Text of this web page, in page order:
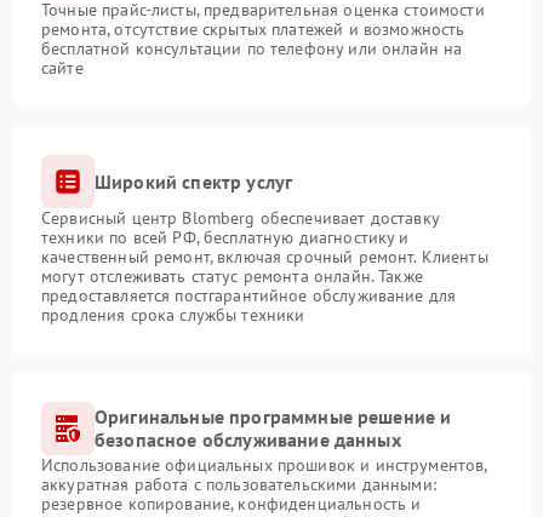
Точные прайс-листы, предварительная оценка стоимости
ремонта, отсутствие скрытых платежей и возможность
бесплатной консультации по телефону или онлайн на
сайте
Широкий спектр услуг
Сервисный центр Blomberg обеспечивает доставку
техники по всей РФ, бесплатную диагностику и
качественный ремонт, включая срочный ремонт. Клиенты
могут отслеживать статус ремонта онлайн. Также
предоставляется постгарантийное обслуживание для
продления срока службы техники
Оригинальные программные решение и
безопасное обслуживание данных
Использование официальных прошивок и инструментов,
аккуратная работа с пользовательскими данными:
резервное копирование, конфиденциальность и